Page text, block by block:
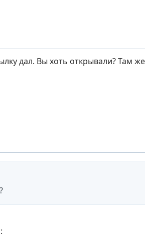
дал. Вы хоть открывали? Там